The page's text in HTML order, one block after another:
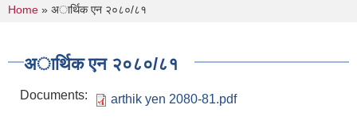
You are here
Home » अार्थिक एन २०८०/८१
अार्थिक एन २०८०/८१
Documents: arthik yen 2080-81.pdf